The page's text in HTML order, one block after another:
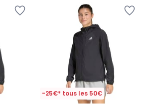
-25€* tous les 50€